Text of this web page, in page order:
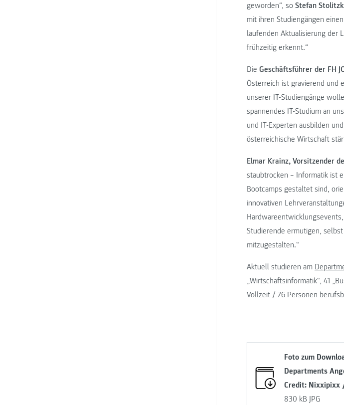
geworden“, so Stefan
mit ihren Studiengängen
laufenden Aktualisierung der
frühzeitig erkennt.“
Die Geschäftsführer der FH
Österreich ist gravierend und
unserer IT-Studiengänge
spannendes IT-Studium an
und IT-Experten ausbilden
österreichische Wirtschaft
Elmar Krainz, Vorsitzender
staubtrocken – Informatik ist
Bootcamps gestaltet sind,
innovativen
Studierende ermutigen,
mitzugestalten.“
Aktuell studieren am
„Wirtschaftsinformatik“, 41
Vollzeit / 76 Personen
Foto zum
Departments
Credit: Nixxipixx
830 kB JPG